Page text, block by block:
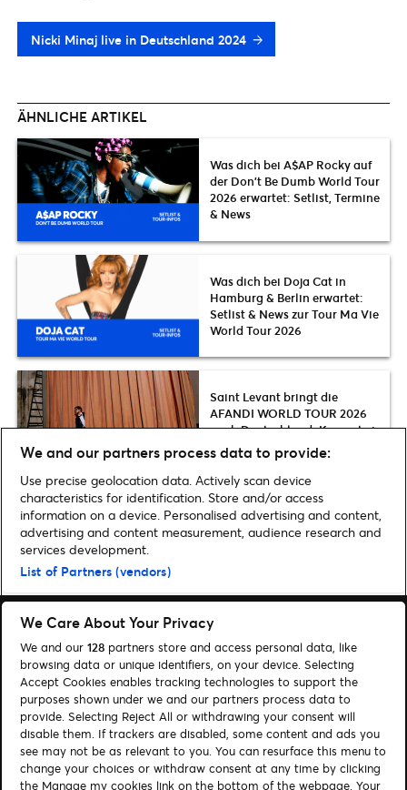
Nicki Minaj live in Deutschland 2024
ÄHNLICHE ARTIKEL
Was dich bei A$AP Rocky auf
der Don’t Be Dumb World Tour
2026 erwartet: Setlist, Termine
& News
Was dich bei Doja Cat in
Hamburg & Berlin erwartet:
Setlist & News zur Tour Ma Vie
World Tour 2026
Saint Levant bringt die
AFANDI WORLD TOUR 2026
nach Deutschland: Konzerte in
Köln & Berlin
Home Musik
Nicki Minaj kommt 2024 mit „Pink Friday 2 World Tour“
nach Deutschland | Zusatzshow in Köln
Suchen
Cookie-Einwilligungstool
Autor*innen
Kontakt
Impressum
Tickets
We and our partners process data to provide:
Use precise geolocation data. Actively scan device
characteristics for identification. Store and/or access
information on a device. Personalised advertising and content,
advertising and content measurement, audience research and
services development.
List of Partners (vendors)
We Care About Your Privacy
We and our 128 partners store and access personal data, like
browsing data or unique identifiers, on your device. Selecting
Accept Cookies enables tracking technologies to support the
purposes shown under we and our partners process data to
provide. Selecting Reject All or withdrawing your consent will
disable them. If trackers are disabled, some content and ads you
see may not be as relevant to you. You can resurface this menu to
change your choices or withdraw consent at any time by clicking
the Manage my cookies link on the bottom of the webpage. Your